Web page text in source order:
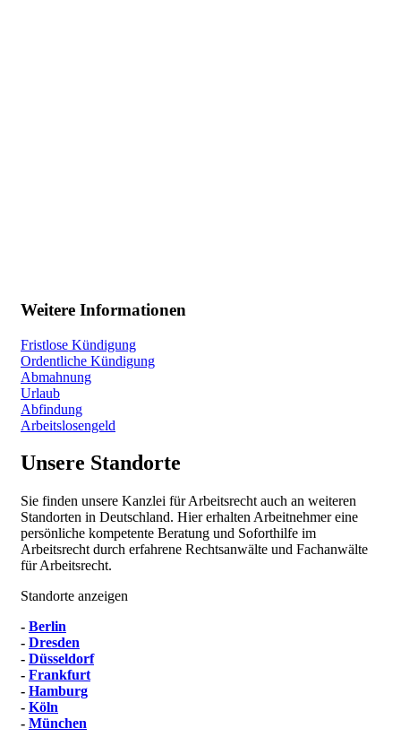
Weitere Informationen
Fristlose Kündigung
Ordentliche Kündigung
Abmahnung
Urlaub
Abfindung
Arbeitslosengeld
Unsere Standorte
Sie finden unsere Kanzlei für Arbeitsrecht auch an weiteren
Standorten in Deutschland. Hier erhalten Arbeitnehmer eine
persönliche kompetente Beratung und Soforthilfe im
Arbeitsrecht durch erfahrene Rechtsanwälte und Fachanwälte
für Arbeitsrecht.
Standorte anzeigen
- Berlin
- Dresden
- Düsseldorf
- Frankfurt
- Hamburg
- Köln
- München